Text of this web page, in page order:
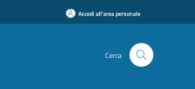
Accedi all'area personale
Cerca